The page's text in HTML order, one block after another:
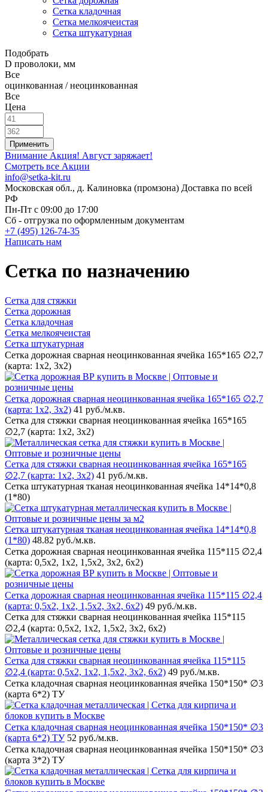
Сетка кладочная
Сетка мелкоячеистая
Сетка штукатурная
Подобрать
D проволоки, мм
Все
оцинкованная / неоцинкованная
Все
Цена
Внимание Акция! Август заряжает!
Смотреть все Акции
info@setka-kit.ru
Московская обл., д. Калиновка (промзона) Доставка по всей
РФ
Пн-Пт с 09:00 до 17:00
Сб - отгрузка по оформленным документам
+7 (495) 126-74-35
Написать нам
Сетка по назначению
Сетка для стяжки
Сетка дорожная
Сетка кладочная
Сетка мелкоячеистая
Сетка штукатурная
Сетка дорожная сварная неоцинкованная ячейка 165*165 ∅2,7
(карта: 1х2, 3х2)
Сетка дорожная сварная неоцинкованная ячейка 165*165 ∅2,7
(карта: 1х2, 3х2) 41 руб./м.кв.
Сетка для стяжки сварная неоцинкованная ячейка 165*165
∅2,7 (карта: 1х2, 3х2)
Сетка для стяжки сварная неоцинкованная ячейка 165*165
∅2,7 (карта: 1х2, 3х2) 41 руб./м.кв.
Сетка штукатурная тканая неоцинкованная ячейка 14*14*0,8
(1*80)
Сетка штукатурная тканая неоцинкованная ячейка 14*14*0,8
(1*80) 48.82 руб./м.кв.
Сетка дорожная сварная неоцинкованная ячейка 115*115 ∅2,4
(карта: 0,5х2, 1х2, 1,5х2, 3х2, 6х2)
Сетка дорожная сварная неоцинкованная ячейка 115*115 ∅2,4
(карта: 0,5х2, 1х2, 1,5х2, 3х2, 6х2) 49 руб./м.кв.
Сетка для стяжки сварная неоцинкованная ячейка 115*115
∅2,4 (карта: 0,5х2, 1х2, 1,5х2, 3х2, 6х2)
Сетка для стяжки сварная неоцинкованная ячейка 115*115
∅2,4 (карта: 0,5х2, 1х2, 1,5х2, 3х2, 6х2) 49 руб./м.кв.
Сетка кладочная сварная неоцинкованная ячейка 150*150* ∅3
(карта 6*2) ТУ
Сетка кладочная сварная неоцинкованная ячейка 150*150* ∅3
(карта 6*2) ТУ 52 руб./м.кв.
Сетка кладочная сварная неоцинкованная ячейка 150*150* ∅3
(карта 3*2) ТУ